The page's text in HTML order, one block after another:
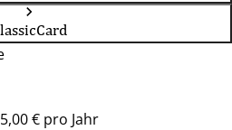
€ pro Jahr